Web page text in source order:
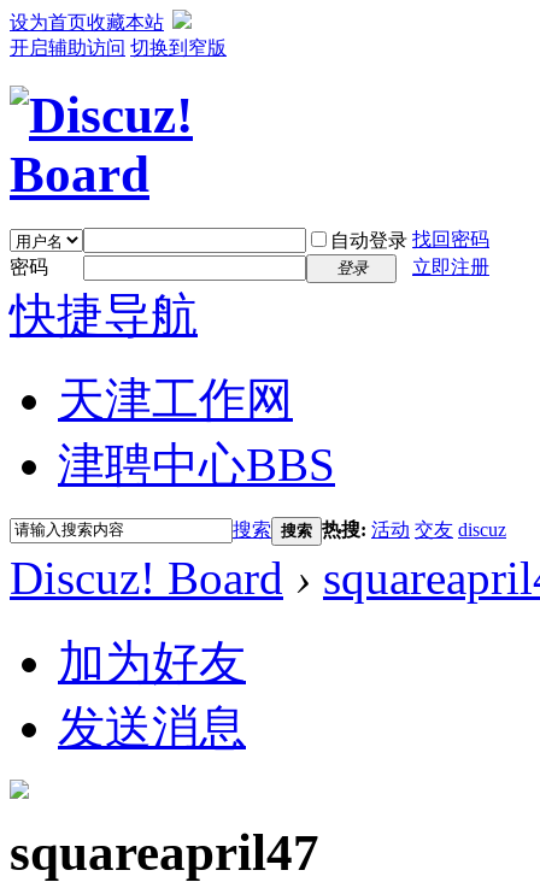
设为首页收藏本站
开启辅助访问 切换到窄版
自动登录 找回密码
密码
登录 立即注册
快捷导航
天津工作网
津聘中心BBS
搜索 搜索 热搜: 活动 交友 discuz
Discuz! Board ›
加为好友
发送消息
squareapril47